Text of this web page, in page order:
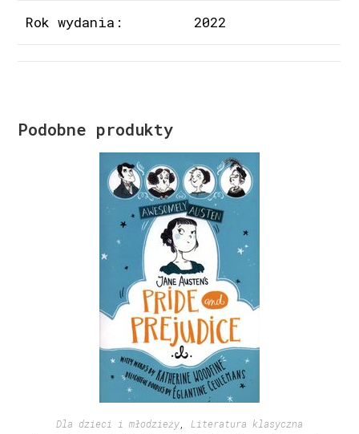
Rok wydania: 2022
Podobne produkty
Dla dzieci i młodzieży Literatura klasyczna